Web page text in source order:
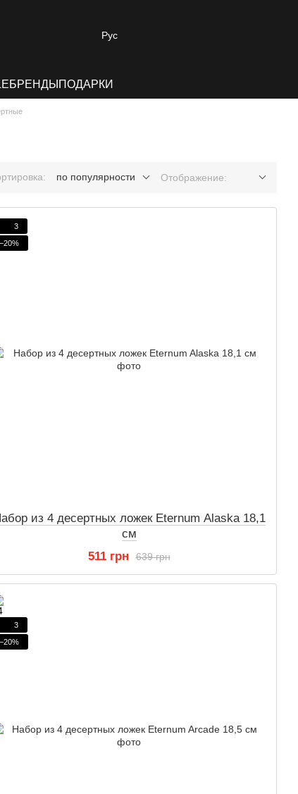
Рус
БРЕНДЫ ПОДАРКИ
по популярности Отображение:
3
−20%
из 4 десертных ложек Eternum Alaska 18,1
см
639 грн
511 грн
3
−20%